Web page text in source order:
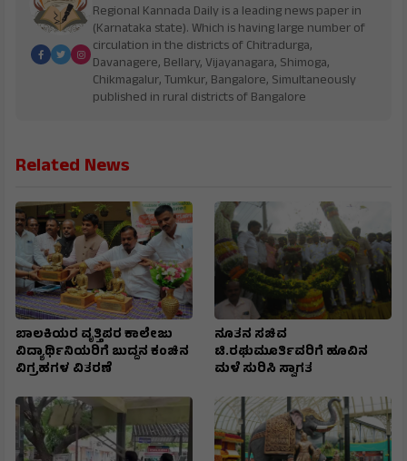
Regional Kannada Daily is a leading news paper in
(Karnataka state). Which is having large number of
circulation in the districts of Chitradurga,
Davanagere, Bellary, Vijayanagara, Shimoga,
Chikmagalur, Tumkur, Bangalore, Simultaneously
published in rural districts of Bangalore
Related News
ಬಾಲಕಿಯರ ವೃತ್ತಿಪರ ಕಾಲೇಜು
ವಿದ್ಯಾರ್ಥಿನಿಯರಿಗೆ ಬುದ್ದನ ಕಂಚಿನ
ವಿಗ್ರಹಗಳ ವಿತರಣೆ
ನೂತನ ಸಚಿವ
ಟಿ.ರಘುಮೂರ್ತಿವರಿಗೆ ಹೂವಿನ
ಮಳೆ ಸುರಿಸಿ ಸ್ವಾಗತ